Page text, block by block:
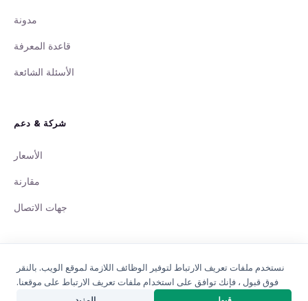
مدونة
قاعدة المعرفة
الأسئلة الشائعة
شركة & دعم
الأسعار
مقارنة
جهات الاتصال
© 2008 - 2026 QuintaDB Sp. z o.o., Poland. جميع الحقوق محفوظة.
منشئ المشاريع بالذكاء الاصطناعي
نستخدم ملفات تعريف الارتباط لتوفير الوظائف اللازمة لموقع الويب. بالنقر
فوق قبول ، فإنك توافق على استخدام ملفات تعريف الارتباط على موقعنا.